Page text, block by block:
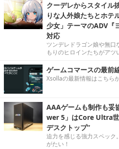
クーデレからスタイル
りな人外娘たちとホテ
少女」テーマのADV『
対応
ツンデレドラゴン娘や無口
もりのヒロインたちがアツ
ゲームコマースの最前
Xsollaの最新情報はこちら
AAAゲームも制作も
wer 5」はCore Ultra
デスクトップ”
迫力を感じる強力スペック
がたい！